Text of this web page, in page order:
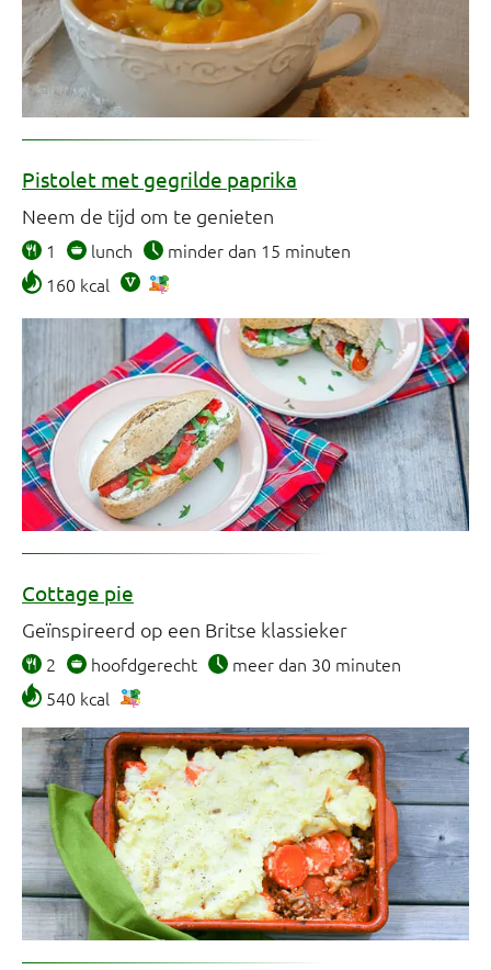
Pistolet met gegrilde paprika
Neem de tijd om te genieten
1 lunch
minder dan 15 minuten
160 kcal
Cottage pie
Geïnspireerd op een Britse klassieker
2 hoofdgerecht
meer dan 30 minuten
540 kcal